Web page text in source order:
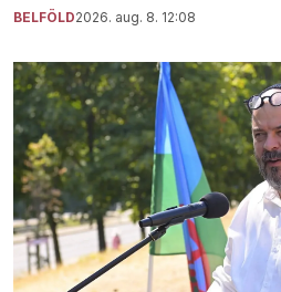
BELFÖLD2026. aug. 8. 12:08